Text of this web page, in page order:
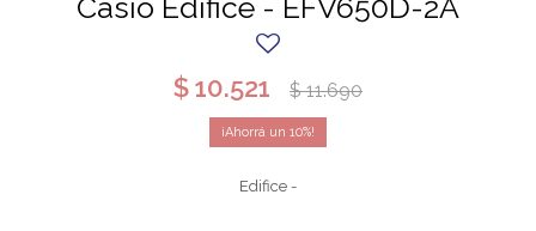
Casio Edifice - EFV650D-2A
$10.521 $ 11.690
10
Edifice -